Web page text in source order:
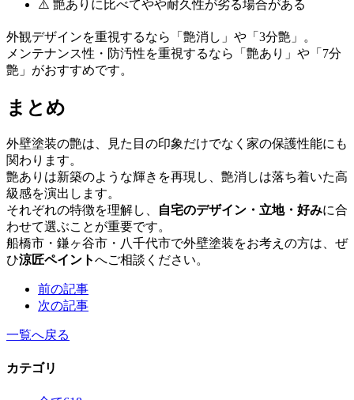
⚠️ 艶ありに比べてやや耐久性が劣る場合がある
外観デザインを重視するなら「艶消し」や「3分艶」。
メンテナンス性・防汚性を重視するなら「艶あり」や「7分
艶」がおすすめです。
まとめ
外壁塗装の艶は、見た目の印象だけでなく家の保護性能にも
関わります。
艶ありは新築のような輝きを再現し、艶消しは落ち着いた高
級感を演出します。
それぞれの特徴を理解し、
自宅のデザイン・立地・好みに合
わせて選ぶことが重要です。
船橋市・鎌ヶ谷市・八千代市で外壁塗装をお考えの方は、ぜ
ひ涼匠ペイントへご相談ください。
前の記事
次の記事
一覧へ戻る
カテゴリ